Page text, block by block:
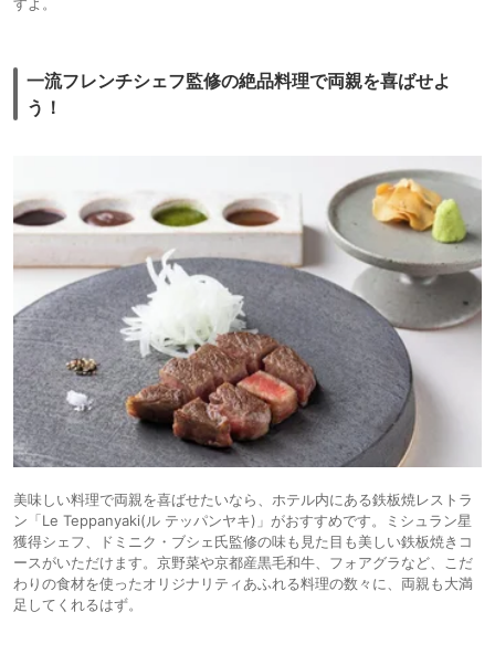
一流フレンチシェフ監修の絶品料理で両親を喜ばせよ
う！
美味しい料理で両親を喜ばせたいなら、ホテル内にある鉄板焼レストラ
ン「Le Teppanyaki(ル テッパンヤキ)」がおすすめです。ミシュラン星
獲得シェフ、ドミニク・ブシェ氏監修の味も見た目も美しい鉄板焼きコ
ースがいただけます。京野菜や京都産黒毛和牛、フォアグラなど、こだ
わりの食材を使ったオリジナリティあふれる料理の数々に、両親も大満
足してくれるはず。